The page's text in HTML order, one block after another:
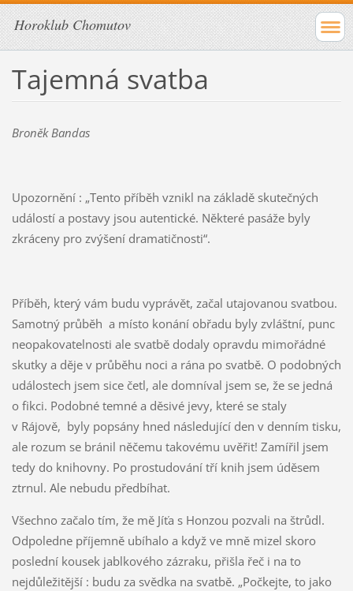
Horoklub Chomutov
Tajemná svatba
Broněk Bandas
Upozornění : „Tento příběh vznikl na základě skutečných
událostí a postavy jsou autentické. Některé pasáže byly
zkráceny pro zvýšení dramatičnosti“.
Příběh, který vám budu vyprávět, začal utajovanou svatbou.
Samotný průběh a místo konání obřadu byly zvláštní, punc
neopakovatelnosti ale svatbě dodaly opravdu mimořádné
skutky a děje v průběhu noci a rána po svatbě. O podobných
událostech jsem sice četl, ale domníval jsem se, že se jedná
o fikci. Podobné temné a děsivé jevy, které se staly
v Rájově, byly popsány hned následující den v denním tisku,
ale rozum se bránil něčemu takovému uvěřit! Zamířil jsem
tedy do knihovny. Po prostudování tří knih jsem úděsem
ztrnul. Ale nebudu předbíhat.
Všechno začalo tím, že mě Jíťa s Honzou pozvali na štrůdl.
Odpoledne příjemně ubíhalo a když ve mně mizel skoro
poslední kousek jablkového zázraku, přišla řeč i na to
nejdůležitější : budu za svědka na svatbě. „Počkejte, to jako